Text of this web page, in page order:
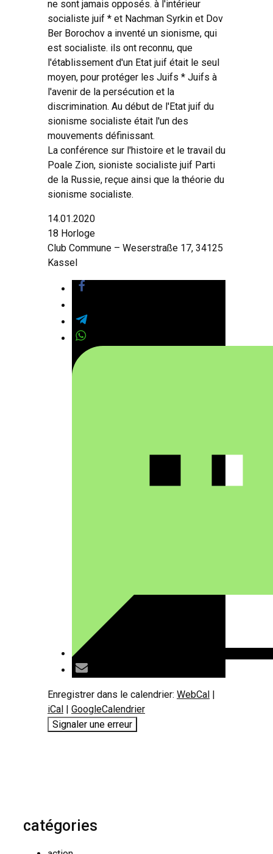
ne sont jamais opposés. à l'intérieur
socialiste juif * et Nachman Syrkin et Dov
Ber Borochov a inventé un sionisme, qui
est socialiste. ils ont reconnu, que
l'établissement d'un Etat juif était le seul
moyen, pour protéger les Juifs * Juifs à
l'avenir de la persécution et la
discrimination. Au début de l'Etat juif du
sionisme socialiste était l'un des
mouvements définissant.
La conférence sur l'histoire et le travail du
Poale Zion, sioniste socialiste juif Parti
de la Russie, reçue ainsi que la théorie du
sionisme socialiste.
14.01.2020
18 Horloge
Club Commune – Weserstraße 17, 34125
Kassel
Enregistrer dans le calendrier: WebCal |
iCal | GoogleCalendrier
Signaler une erreur
catégories